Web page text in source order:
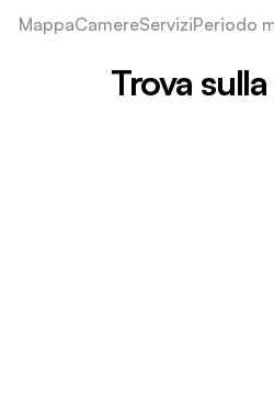
MappaCamereServiziPeriodo
Trova